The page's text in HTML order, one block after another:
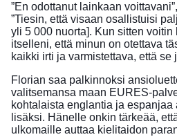
”En odottanut lainkaan
”Tiesin, että visaan osallistuisi
yli 5 000 nuorta]. Kun sitten
itselleni, että minun on otettava
kaikki irti ja varmistettava, että se
Florian saa palkinnoksi
valitsemansa maan EURES-
kohtalaista englantia ja
lisäksi. Hänelle onkin tärkeää,
ulkomaille auttaa kielitaidon